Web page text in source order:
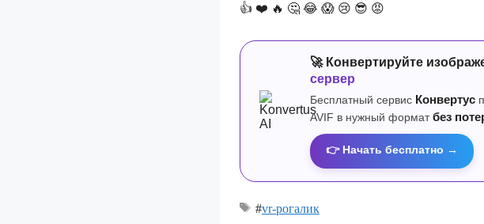
👍 ❤️ 🔥 🤔 😂 😱 😢 😎 😡
🚀 Конвертируйте
сервер
Бесплатный сервис Конвертус
AVIF в нужный формат без
👉 Начать бесплатно →
#vr-рогалик